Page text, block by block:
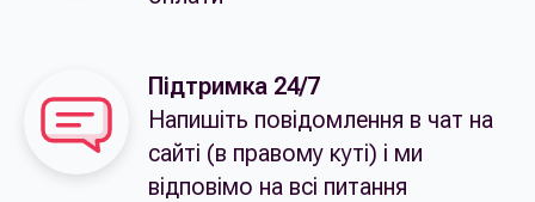
Підтримка 24/7
Напишіть повідомлення в чат на
сайті (в правому куті) і ми
відповімо на всі питання